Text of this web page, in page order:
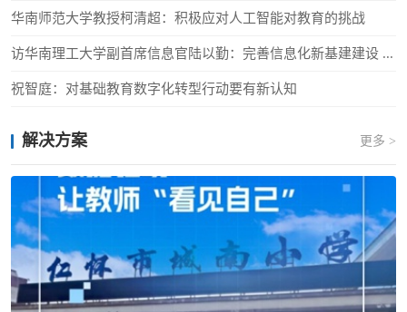
华南师范大学教授柯清超：积极应对人工智能对教育的挑战
访华南理工大学副首席信息官陆以勤：完善信息化新基建建设 ...
祝智庭：对基础教育数字化转型行动要有新认知
解决方案 更多 >